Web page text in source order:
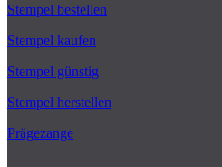
Stempel bestellen
Stempel kaufen
Stempel günstig
Stempel herstellen
Prägezange